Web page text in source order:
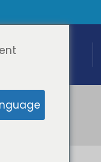
Educație digitală